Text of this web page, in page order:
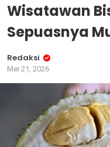
Wisatawan
Sepuasnya
Redaksi
Mei 21, 2026